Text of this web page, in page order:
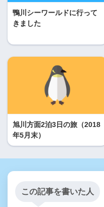
鴨川シーワールドに行って
きました
旭川方面2泊3日の旅（2018
年5月末）
この記事を書いた人